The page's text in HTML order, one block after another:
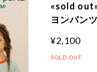
«sold
ヨンパン
¥2,100
SOLD OUT